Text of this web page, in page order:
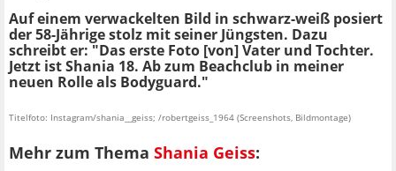
Auf einem verwackelten Bild in schwarz-weiß posiert
der 58-Jährige stolz mit seiner Jüngsten. Dazu
schreibt er: "Das erste Foto [von] Vater und Tochter.
Jetzt ist Shania 18. Ab zum Beachclub in meiner
neuen Rolle als Bodyguard."
Titelfoto: Instagram/shania__geiss; /robertgeiss_1964 (Screenshots, Bildmontage)
Mehr zum Thema Shania Geiss: